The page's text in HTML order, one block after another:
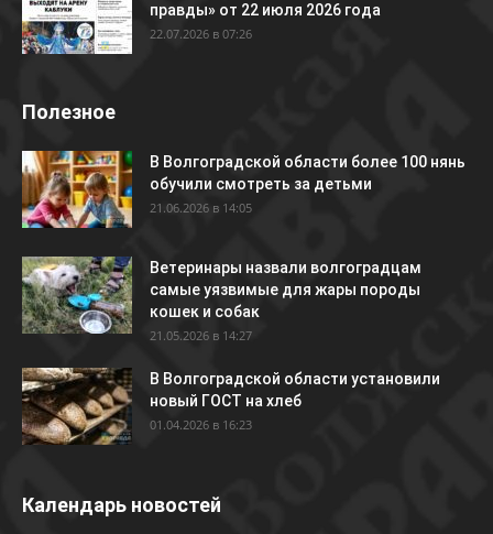
правды» от 22 июля 2026 года
22.07.2026 в 07:26
Полезное
В Волгоградской области более 100 нянь
обучили смотреть за детьми
21.06.2026 в 14:05
Ветеринары назвали волгоградцам
самые уязвимые для жары породы
кошек и собак
21.05.2026 в 14:27
В Волгоградской области установили
новый ГОСТ на хлеб
01.04.2026 в 16:23
Календарь новостей